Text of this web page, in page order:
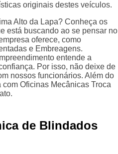
originais destes veículos.
Alto da Lapa? Conheça os
está buscando ao se pensar no
oferece, como
e Embreagens.
entende a
Por isso, não deixe de
nossos funcionários. Além do
Oficinas Mecânicas Troca
de Blindados